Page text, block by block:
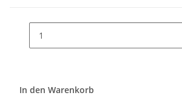
In den Warenkorb